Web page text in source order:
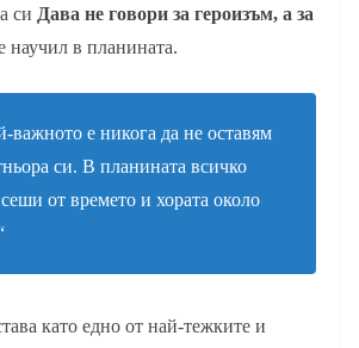
си Дава не говори за героизъм, а за
научил в планината.
важното е никога да не оставям
си. В планината всичко
от времето и хората около
като едно от най-тежките и